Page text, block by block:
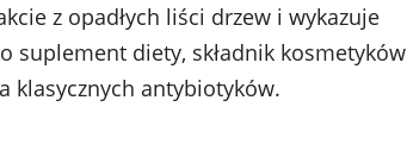
z opadłych liści drzew i wykazuje
suplement diety, składnik kosmetyków
klasycznych antybiotyków.